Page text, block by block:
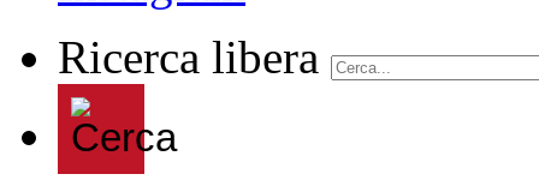
Ricerca libera